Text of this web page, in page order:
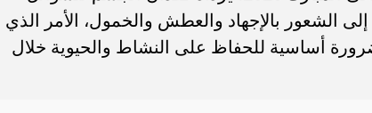
الشعور بالإجهاد والعطش والخمول، الأمر الذي
أساسية للحفاظ على النشاط والحيوية خلال
الجمل في البيت..
لا تكتفِ بالليمون فقط.. مكونات بسيطة